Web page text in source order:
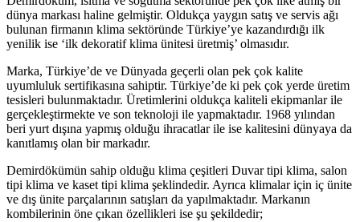
dünya markası haline gelmiştir. Oldukça yaygın satış ve servis ağı
bulunan firmanın klima sektöründe Türkiye’ye kazandırdığı ilk
yenilik ise ‘ilk dekoratif klima ünitesi üretmiş’ olmasıdır.
Marka, Türkiye’de ve Dünyada geçerli olan pek çok kalite
uyumluluk sertifikasına sahiptir. Türkiye’de ki pek çok yerde üretim
tesisleri bulunmaktadır. Üretimlerini oldukça kaliteli ekipmanlar ile
gerçekleştirmekte ve son teknoloji ile yapmaktadır. 1968 yılından
beri yurt dışına yapmış olduğu ihracatlar ile ise kalitesini dünyaya da
kanıtlamış olan bir markadır.
Demirdökümün sahip olduğu klima çeşitleri Duvar tipi klima, salon
tipi klima ve kaset tipi klima şeklindedir. Ayrıca klimalar için iç ünite
ve dış ünite parçalarının satışları da yapılmaktadır. Markanın
kombilerinin öne çıkan özellikleri ise şu şekildedir;